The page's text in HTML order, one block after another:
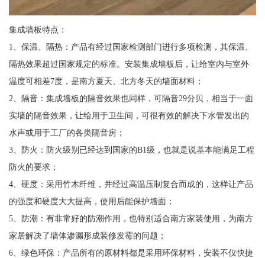
集成墙板特点：
1、保温、隔热：产品有经过国家检测部门进行多项检测，其保温、
隔热效果超过国家规定的标准。安装集成墙板后，让给室内与室外
温度可相差7度，是南方夏天、北方冬天的墙面材料；
2、隔音：集成墙板的隔音效果也同样，可隔音29分贝，相当于一面
实墙的隔音效果，让给用于卫生间，可很有效的解决下水管发出的
水声或用于工厂的各类隔音房；
3、防火：防火级别已经达到国家的B1级，也就是说基本能满足工程
防火的要求；
4、硬度：采用竹木纤维，并经过高温压制复合而成的，这样让产品
的强度和硬度大大提高，使用后能保护墙面；
5、防潮：有非常好的防潮作用，也特别适合南方家装使用，为南方
家居解决了墙体渗漏形成装修发霉的问题；
6、绿色环保：产品所有的原材料都是采用环保材料，安装不仅快捷